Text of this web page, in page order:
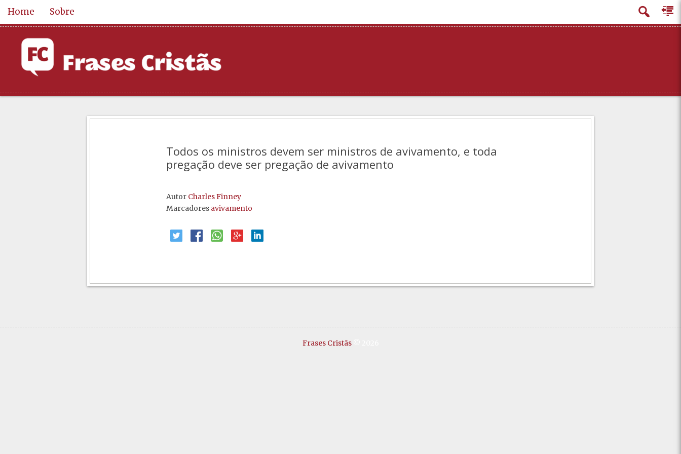
Home Sobre
Todos os ministros devem ser ministros de avivamento, e toda
pregação deve ser pregação de avivamento
Autor Charles Finney
Marcadores avivamento
Frases Cristãs© 2026